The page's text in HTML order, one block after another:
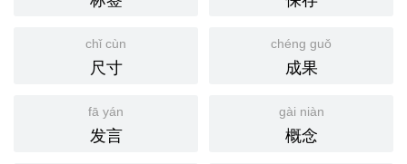
chǐ cùn
尺寸
chéng guǒ
成果
fā yán
发言
gài niàn
概念